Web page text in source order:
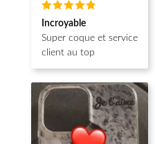
Note5
sur 5
Incroyable
Super coque et service
client au top